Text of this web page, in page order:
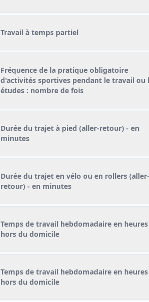
Travail à temps partiel
Fréquence de la pratique obligatoire
d'activités sportives pendant le travail ou
études : nombre de fois
Durée du trajet à pied (aller-retour) - en
minutes
Durée du trajet en vélo ou en rollers (aller-
retour) - en minutes
Temps de travail hebdomadaire en heures
hors du domicile
Temps de travail hebdomadaire en heures
hors du domicile